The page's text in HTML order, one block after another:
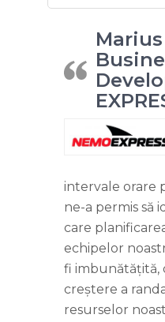
intervale orare
ne-a permis să
care
echipelor
fi imbunătățită,
creștere a
resurselor